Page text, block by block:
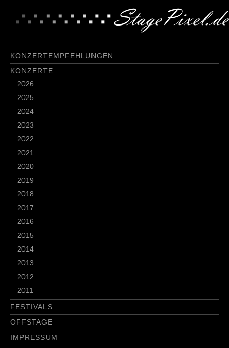
KONZERTEMPFEHLUNGEN
KONZERTE
2026
2025
2024
2023
2022
2021
2020
2019
2018
2017
2016
2015
2014
2013
2012
2011
FESTIVALS
OFFSTAGE
IMPRESSUM